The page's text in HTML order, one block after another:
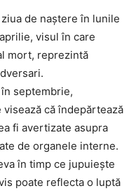
de naștere în lunile
visul în care
mort, reprezintă
septembrie,
că îndepărtează
fi avertizate asupra
de organele interne.
în timp ce jupuiește
poate reflecta o luptă